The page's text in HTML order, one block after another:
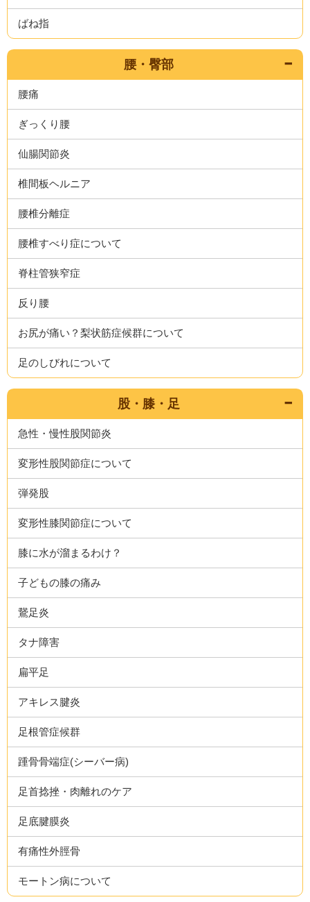
ばね指
腰・臀部
腰痛
ぎっくり腰
仙腸関節炎
椎間板ヘルニア
腰椎分離症
腰椎すべり症について
脊柱管狭窄症
反り腰
お尻が痛い？梨状筋症候群について
足のしびれについて
股・膝・足
急性・慢性股関節炎
変形性股関節症について
弾発股
変形性膝関節症について
膝に水が溜まるわけ？
子どもの膝の痛み
鵞足炎
タナ障害
扁平足
アキレス腱炎
足根管症候群
踵骨骨端症(シーバー病)
足首捻挫・肉離れのケア
足底腱膜炎
有痛性外脛骨
モートン病について